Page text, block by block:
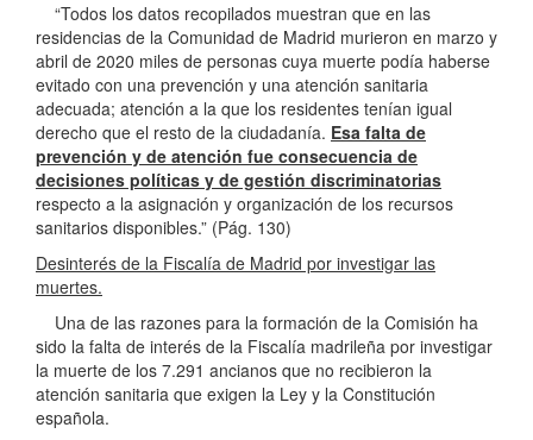
“Todos los datos recopilados muestran que en las
residencias de la Comunidad de Madrid murieron en marzo y
abril de 2020 miles de personas cuya muerte podía haberse
evitado con una prevención y una atención sanitaria
adecuada; atención a la que los residentes tenían igual
derecho que el resto de la ciudadanía. Esa falta de
prevención y de atención fue consecuencia de
decisiones políticas y de gestión discriminatorias
respecto a la asignación y organización de los recursos
sanitarios disponibles.” (Pág. 130)
Desinterés de la Fiscalía de Madrid por investigar las
muertes.
Una de las razones para la formación de la Comisión ha
sido la falta de interés de la Fiscalía madrileña por investigar
la muerte de los 7.291 ancianos que no recibieron la
atención sanitaria que exigen la Ley y la Constitución
española.